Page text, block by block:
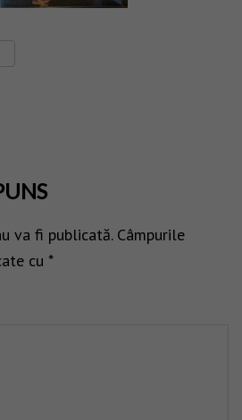
va fi publicată. Câmpurile
cu *